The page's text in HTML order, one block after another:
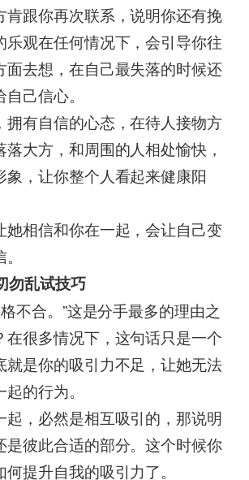
肯跟你再次联系，说明你还有挽
乐观在任何情况下，会引导你往
面去想，在自己最失落的时候还
己信心。
拥有自信的心态，在待人接物方
大方，和周围的人相处愉快，
象，让你整个人看起来健康阳
她相信和你在一起，会让自己变
勿乱试技巧
不合。”这是分手最多的理由之
在很多情况下，这句话只是一个
就是你的吸引力不足，让她无法
的行为。
起，必然是相互吸引的，那说明
是彼此合适的部分。这个时候你
提升自我的吸引力了。